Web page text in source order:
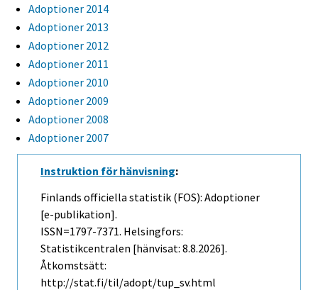
Adoptioner 2014
Adoptioner 2013
Adoptioner 2012
Adoptioner 2011
Adoptioner 2010
Adoptioner 2009
Adoptioner 2008
Adoptioner 2007
Instruktion för hänvisning:
Finlands officiella statistik (FOS): Adoptioner
[e-publikation].
ISSN=1797-7371. Helsingfors:
Statistikcentralen [hänvisat: 8.8.2026].
Åtkomstsätt:
http://stat.fi/til/adopt/tup_sv.html